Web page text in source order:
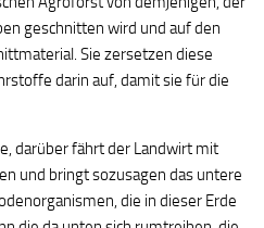
geschnitten wird und auf den
Sie zersetzen diese
darin auf, damit sie für die
darüber fährt der Landwirt mit
und bringt sozusagen das untere
die in dieser Erde